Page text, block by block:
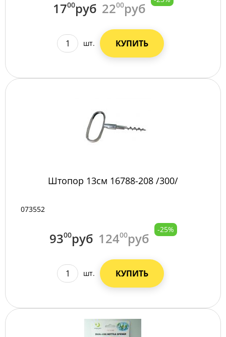
1700руб 2200руб
шт. КУПИТЬ
Штопор 13см 16788-208 /300/
073552
9300руб 12400руб
-25%
шт. КУПИТЬ